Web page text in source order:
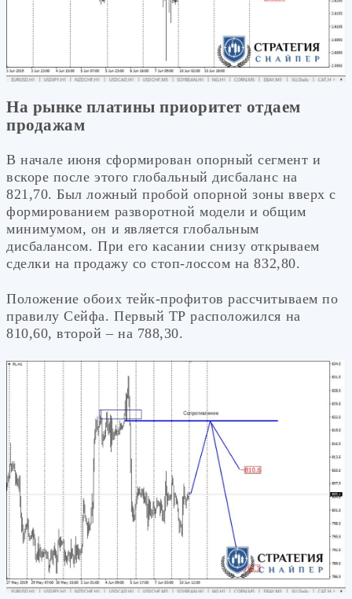
На рынке платины приоритет отдаем
продажам
В начале июня сформирован опорный сегмент и
вскоре после этого глобальный дисбаланс на
821,70. Был ложный пробой опорной зоны вверх с
формированием разворотной модели и общим
минимумом, он и является глобальным
дисбалансом. При его касании снизу открываем
сделки на продажу со стоп-лоссом на 832,80.
Положение обоих тейк-профитов рассчитываем по
правилу Сейфа. Первый ТР расположился на
810,60, второй – на 788,30.